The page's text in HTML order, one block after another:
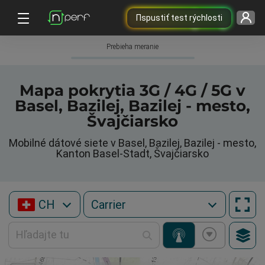
Пspustiť test rýchlosti
Prebieha meranie
Mapa pokrytia 3G / 4G / 5G v
Basel, Bazilej, Bazilej - mesto,
Švajčiarsko
Mobilné dátové siete v Basel, Bazilej, Bazilej - mesto,
Kanton Basel-Stadt, Švajčiarsko
CH